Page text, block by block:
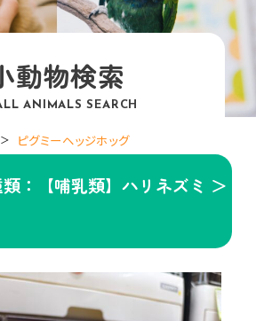
動物検索
ANIMALS SEARCH
ピグミーヘッジホッグ
：【哺乳類】ハリネズミ ＞